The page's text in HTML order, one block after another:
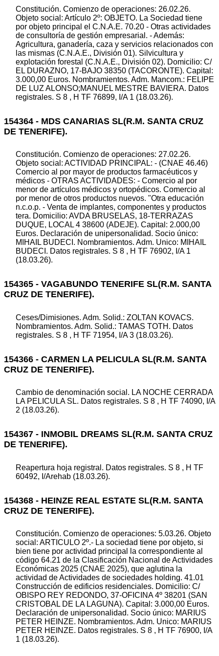
Constitución. Comienzo de operaciones: 26.02.26.
Objeto social: Artículo 2º: OBJETO. La Sociedad tiene
por objeto principal el C.N.A.E. 70.20 - Otras actividades
de consultoría de gestión empresarial. - Además:
Agricultura, ganadería, caza y servicios relacionados con
las mismas (C.N.A.E., División 01). Silvicultura y
explotación forestal (C.N.A.E., División 02). Domicilio: C/
EL DURAZNO, 17-BAJO 38350 (TACORONTE). Capital:
3.000,00 Euros. Nombramientos. Adm. Mancom.: FELIPE
DE LUZ ALONSO;MANUEL MESTRE BAVIERA. Datos
registrales. S 8 , H TF 76899, I/A 1 (18.03.26).
154364 - MDS CANARIAS SL(R.M. SANTA CRUZ
DE TENERIFE).
Constitución. Comienzo de operaciones: 27.02.26.
Objeto social: ACTIVIDAD PRINCIPAL: - (CNAE 46.46)
Comercio al por mayor de productos farmacéuticos y
médicos - OTRAS ACTIVIDADES: - Comercio al por
menor de artículos médicos y ortopédicos. Comercio al
por menor de otros productos nuevos. "Otra educación
n.c.o.p. - Venta de implantes, componentes y productos
tera. Domicilio: AVDA BRUSELAS, 18-TERRAZAS
DUQUE, LOCAL 4 38600 (ADEJE). Capital: 2.000,00
Euros. Declaración de unipersonalidad. Socio único:
MIHAIL BUDECI. Nombramientos. Adm. Unico: MIHAIL
BUDECI. Datos registrales. S 8 , H TF 76902, I/A 1
(18.03.26).
154365 - VAGABUNDO TENERIFE SL(R.M. SANTA
CRUZ DE TENERIFE).
Ceses/Dimisiones. Adm. Solid.: ZOLTAN KOVACS.
Nombramientos. Adm. Solid.: TAMAS TOTH. Datos
registrales. S 8 , H TF 71954, I/A 3 (18.03.26).
154366 - CARMEN LA PELICULA SL(R.M. SANTA
CRUZ DE TENERIFE).
Cambio de denominación social. LA NOCHE CERRADA
LA PELICULA SL. Datos registrales. S 8 , H TF 74090, I/A
2 (18.03.26).
154367 - INMOBIL DREAMS SL(R.M. SANTA CRUZ
DE TENERIFE).
Reapertura hoja registral. Datos registrales. S 8 , H TF
60492, I/Arehab (18.03.26).
154368 - HEINZE REAL ESTATE SL(R.M. SANTA
CRUZ DE TENERIFE).
Constitución. Comienzo de operaciones: 5.03.26. Objeto
social: ARTICULO 2º.- La sociedad tiene por objeto, si
bien tiene por actividad principal la correspondiente al
código 64.21 de la Clasificación Nacional de Actividades
Económicas 2025 (CNAE 2025), que aglutina la
actividad de Actividades de sociedades holding. 41.01
Construcción de edificios residenciales. Domicilio: C/
OBISPO REY REDONDO, 37-OFICINA 4º 38201 (SAN
CRISTOBAL DE LA LAGUNA). Capital: 3.000,00 Euros.
Declaración de unipersonalidad. Socio único: MARIUS
PETER HEINZE. Nombramientos. Adm. Unico: MARIUS
PETER HEINZE. Datos registrales. S 8 , H TF 76900, I/A
1 (18.03.26).